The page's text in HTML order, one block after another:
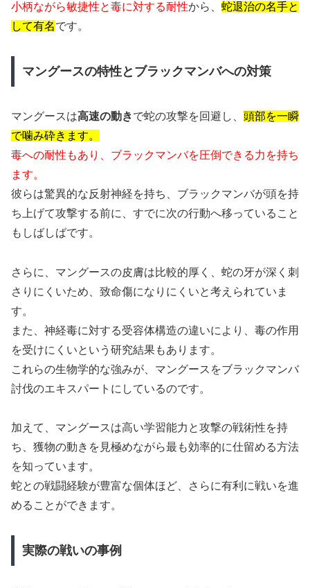
小柄ながら敏捷性と毒に対する耐性から、 蛇退治の名手と
して有名です。
マングースの特性とブラックマンバへの対策
マングースは高速の動きで蛇の攻撃を回避し、 頭部を一瞬
で噛み砕きます。
毒への耐性もあり、ブラックマンバを圧倒できる力を持ち
ます。
彼らは驚異的な反射神経を持ち、ブラックマンバが頭を持
ち上げて攻撃する前に、すでに次の行動へ移っていること
もしばしばです。
さらに、マングースの皮膚は比較的厚く、蛇の牙が深く刺
さりにくいため、致命傷になりにくいと考えられていま
す。
また、神経毒に対する受容体構造の違いにより、毒の作用
を受けにくいという研究結果もあります。
これらの生物学的な強みが、マングースをブラックマンバ
討伐のエキスパートにしているのです。
加えて、マングースは高い学習能力と攻撃の戦術性を持
ち、獲物の動きを見極めながら最も効率的に仕留める方法
を知っています。
蛇との戦闘経験が豊富な個体ほど、さらに有利に戦いを進
めることができます。
実際の戦いの事例